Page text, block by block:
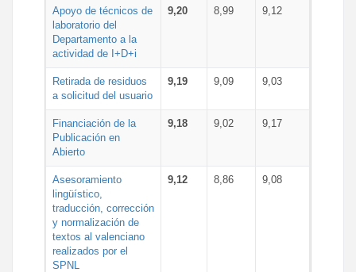
Apoyo de técnicos de
laboratorio del
Departamento a la
actividad de I+D+i
9,20 8,99 9,12
Retirada de residuos
a solicitud del usuario
9,19 9,09 9,03
Financiación de la
Publicación en
Abierto
9,18 9,02 9,17
Asesoramiento
lingüístico,
traducción, corrección
y normalización de
textos al valenciano
realizados por el
SPNL
9,12 8,86 9,08